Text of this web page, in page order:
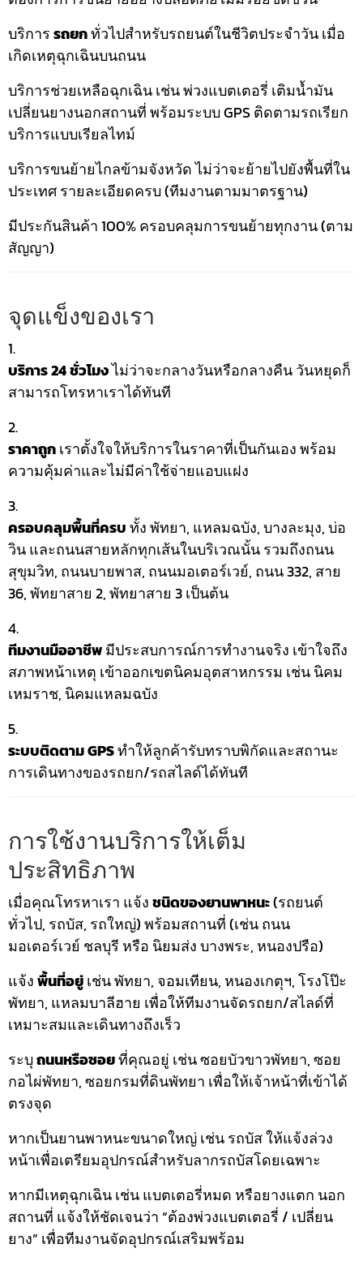
บริการรถยกทั่วไปสำหรับรถยนต์ในชีวิตประจำวัน เมื่อ
เกิดเหตุฉุกเฉินบนถนน
บริการช่วยเหลือฉุกเฉิน เช่น พ่วงแบตเตอรี่ เติมน้ำมัน
เปลี่ยนยางนอกสถานที่ พร้อมระบบ GPS ติดตามรถเรียก
บริการแบบเรียลไทม์
บริการขนย้ายไกลข้ามจังหวัด ไม่ว่าจะย้ายไปยังพื้นที่ใน
ประเทศ รายละเอียดครบ (ทีมงานตามมาตรฐาน)
มีประกันสินค้า 100% ครอบคลุมการขนย้ายทุกงาน (ตาม
สัญญา)
จุดแข็งของเรา
บริการ 24 ชั่วโมงไม่ว่าจะกลางวันหรือกลางคืน วันหยุดก็
สามารถโทรหาเราได้ทันที
ราคาถูกเราตั้งใจให้บริการในราคาที่เป็นกันเอง พร้อม
ความคุ้มค่าและไม่มีค่าใช้จ่ายแอบแฝง
ครอบคลุมพื้นที่ครบทั้ง พัทยา, แหลมฉบัง, บางละมุง, บ่อ
วิน และถนนสายหลักทุกเส้นในบริเวณนั้น รวมถึงถนน
สุขุมวิท, ถนนบายพาส, ถนนมอเตอร์เวย์, ถนน 332, สาย
36, พัทยาสาย 2, พัทยาสาย 3 เป็นต้น
ทีมงานมืออาชีพมีประสบการณ์การทำงานจริง เข้าใจถึง
สภาพหน้าเหตุ เข้าออกเขตนิคมอุตสาหกรรม เช่น นิคม
เหมราช, นิคมแหลมฉบัง
ระบบติดตาม GPSทำให้ลูกค้ารับทราบพิกัดและสถานะ
การเดินทางของรถยก/รถสไลด์ได้ทันที
การใช้งานบริการให้เต็ม
ประสิทธิภาพ
เมื่อคุณโทรหาเรา แจ้งชนิดของยานพาหนะ(รถยนต์
ทั่วไป, รถบัส, รถใหญ่) พร้อมสถานที่ (เช่น ถนน
มอเตอร์เวย์ ชลบุรี หรือ นิยมส่ง บางพระ, หนองปรือ)
แจ้งพื้นที่อยู่เช่น พัทยา, จอมเทียน, หนองเกตุฯ, โรงโป๊ะ
พัทยา, แหลมบาลีฮาย เพื่อให้ทีมงานจัดรถยก/สไลด์ที่
เหมาะสมและเดินทางถึงเร็ว
ระบุถนนหรือซอยที่คุณอยู่ เช่น ซอยบัวขาวพัทยา, ซอย
กอไผ่พัทยา, ซอยกรมที่ดินพัทยา เพื่อให้เจ้าหน้าที่เข้าได้
ตรงจุด
หากเป็นยานพาหนะขนาดใหญ่ เช่น รถบัส ให้แจ้งล่วง
หน้าเพื่อเตรียมอุปกรณ์สำหรับลากรถบัสโดยเฉพาะ
หากมีเหตุฉุกเฉิน เช่น แบตเตอรี่หมด หรือยางแตก นอก
สถานที่ แจ้งให้ชัดเจนว่า “ต้องพ่วงแบตเตอรี่ / เปลี่ยน
ยาง” เพื่อทีมงานจัดอุปกรณ์เสริมพร้อม